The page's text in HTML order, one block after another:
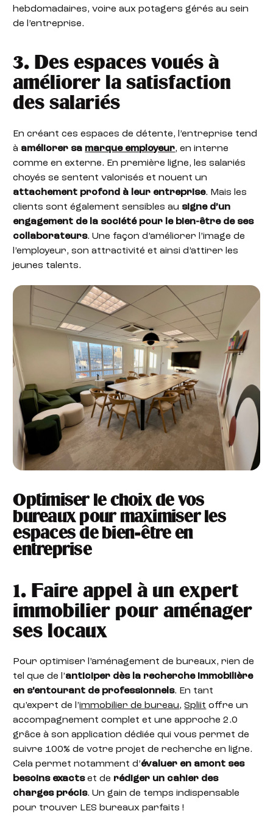
hebdomadaires, voire aux potagers gérés au sein
de l’entreprise.
3. Des espaces voués à
améliorer la satisfaction
des salariés
En créant ces espaces de détente, l’entreprise tend
à améliorer sa marque employeur, en interne
comme en externe. En première ligne, les salariés
choyés se sentent valorisés et nouent un
attachement profond à leur entreprise. Mais les
clients sont également sensibles au signe d’un
engagement de la société pour le bien-être de ses
collaborateurs. Une façon d’améliorer l’image de
l’employeur, son attractivité et ainsi d’attirer les
jeunes talents.
Optimiser le choix de vos
bureaux pour maximiser les
espaces de bien-être en
entreprise
1. Faire appel à un expert
immobilier pour aménager
ses locaux
Pour optimiser l’aménagement de bureaux, rien de
tel que de l’anticiper dès la recherche immobilière
en s’entourant de professionnels. En tant
qu’expert de l’immobilier de bureau,Spliit offre un
accompagnement complet et une approche 2.0
grâce à son application dédiée qui vous permet de
suivre 100% de votre projet de recherche en ligne.
Cela permet notamment d’évaluer en amont ses
besoins exactset de rédiger un cahier des
charges précis. Un gain de temps indispensable
pour trouver LES bureaux parfaits !